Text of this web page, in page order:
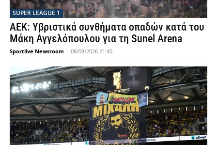
SUPER LEAGUE 1
ΑΕΚ: Υβριστικά συνθήματα οπαδών κατά του
Μάκη Αγγελόπουλου για τη Sunel Arena
Sportlive Newsroom - 08/08/2026 21:40